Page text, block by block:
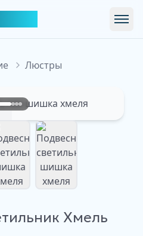
Люстры
Изображение
Хмель